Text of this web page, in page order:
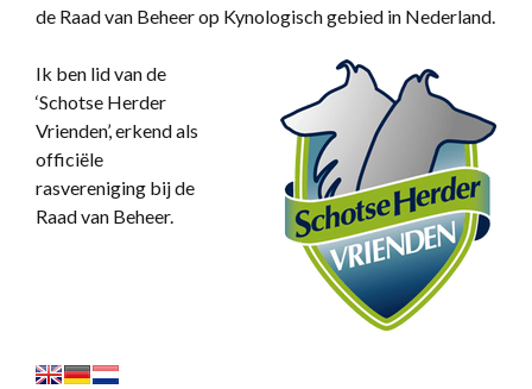
de Raad van Beheer op Kynologisch gebied in Nederland.
Ik ben lid van de
‘Schotse Herder
Vrienden’, erkend als
officiële
rasvereniging bij de
Raad van Beheer.